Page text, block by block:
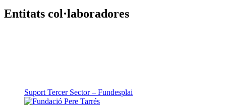
Entitats col·laboradores
Suport Tercer Sector – Fundesplai